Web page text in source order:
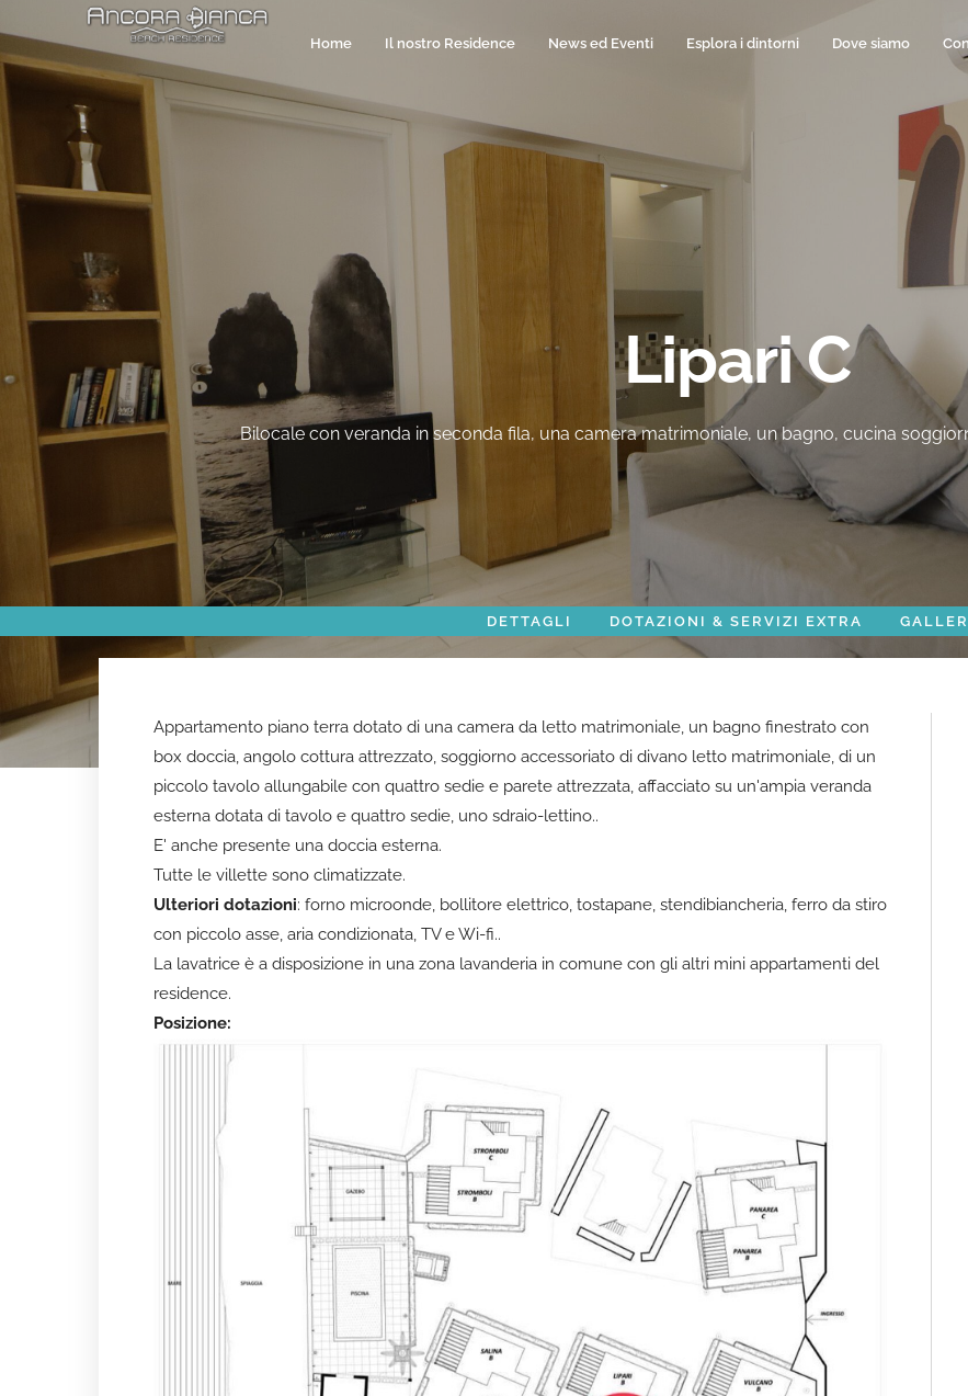
Home Il nostro Residence News ed Eventi Esplora i dintorni Dove siamo
Lipari C
Bilocale con veranda in seconda fila, una camera matrimoniale, un bagno, cucina
DETTAGLI DOTAZIONI & SERVIZI EXTRA
Appartamento piano terra dotato di una camera da letto matrimoniale, un bagno finestrato con
box doccia, angolo cottura attrezzato, soggiorno accessoriato di divano letto matrimoniale, di un
piccolo tavolo allungabile con quattro sedie e parete attrezzata, affacciato su un'ampia veranda
esterna dotata di tavolo e quattro sedie, uno sdraio-lettino..
E' anche presente una doccia esterna.
Tutte le villette sono climatizzate.
Ulteriori dotazioni: forno microonde, bollitore elettrico, tostapane, stendibiancheria, ferro da stiro
con piccolo asse, aria condizionata, TV e Wi-fi..
La lavatrice è a disposizione in una zona lavanderia in comune con gli altri mini appartamenti del
residence.
Posizione: